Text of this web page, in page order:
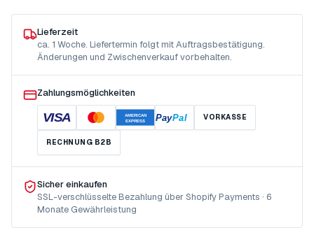
Lieferzeit
ca. 1 Woche. Liefertermin folgt mit Auftragsbestätigung.
Änderungen und Zwischenverkauf vorbehalten.
Zahlungsmöglichkeiten
VISA
AMERICAN
EXPRESS
PayPal VORKASSE
RECHNUNG B2B
Sicher einkaufen
SSL-verschlüsselte Bezahlung über Shopify Payments · 6
Monate Gewährleistung